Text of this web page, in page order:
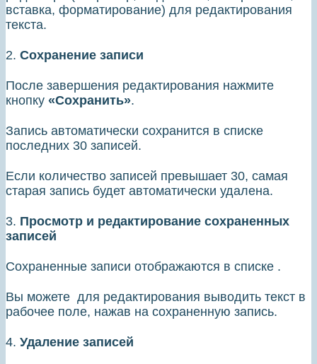
вставка, форматирование) для редактирования
текста.
2. Сохранение записи
После завершения редактирования нажмите
кнопку «Сохранить».
Запись автоматически сохранится в списке
последних 30 записей.
Если количество записей превышает 30, самая
старая запись будет автоматически удалена.
3. Просмотр и редактирование сохраненных
записей
Сохраненные записи отображаются в списке .
Вы можете для редактирования выводить текст в
рабочее поле, нажав на сохраненную запись.
4. Удаление записей